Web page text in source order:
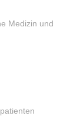
Medizin und